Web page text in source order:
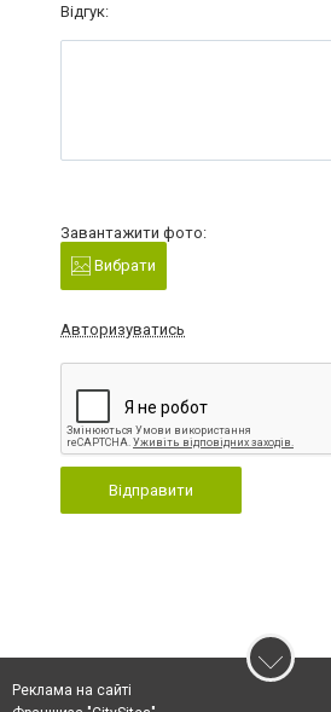
Відгук:
Завантажити фото:
Вибрати
Авторизуватись
Відправити
Реклама на сайті